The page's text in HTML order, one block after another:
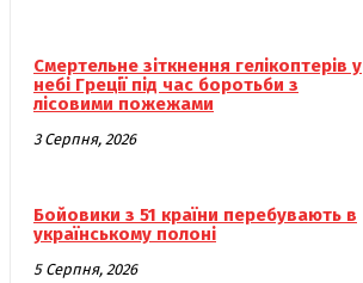
Смертельне зіткнення гелікоптерів у
небі Греції під час боротьби з
лісовими пожежами
3 Серпня, 2026
Бойовики з 51 країни перебувають в
українському полоні
5 Серпня, 2026